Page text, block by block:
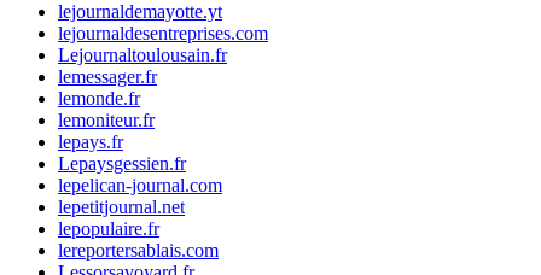
lejournaldemayotte.yt
lejournaldesentreprises.com
Lejournaltoulousain.fr
lemessager.fr
lemonde.fr
lemoniteur.fr
lepays.fr
Lepaysgessien.fr
lepelican-journal.com
lepetitjournal.net
lepopulaire.fr
lereportersablais.com